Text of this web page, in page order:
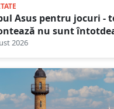
Asus pentru jocuri -
nu sunt
2026